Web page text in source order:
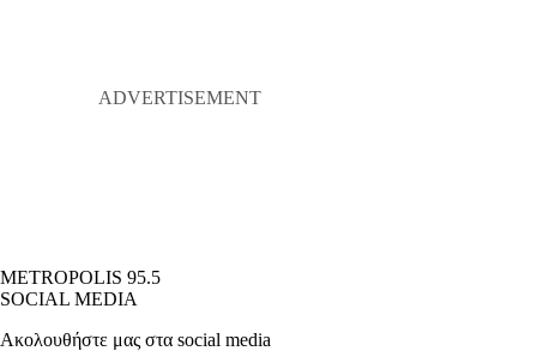
METROPOLIS 95.5
SOCIAL MEDIA
Ακολουθήστε μας στα social media